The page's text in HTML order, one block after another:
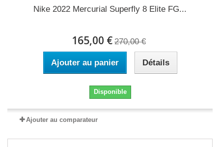
Nike 2022 Mercurial Superfly 8 Elite FG...
165,00 € 270,00 €
Ajouter au panier Détails
Disponible
Ajouter au comparateur